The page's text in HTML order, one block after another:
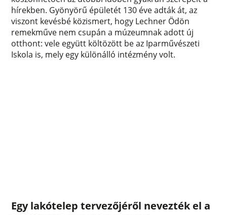
hírekben. Gyönyörű épületét 130 éve adták át, az
viszont kevésbé közismert, hogy Lechner Ödön
remekműve nem csupán a múzeumnak adott új
otthont: vele együtt költözött be az Iparművészeti
Iskola is, mely egy különálló intézmény volt.
Egy lakótelep tervezőjéről nevezték el a